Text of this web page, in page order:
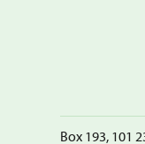
Box 193, 101